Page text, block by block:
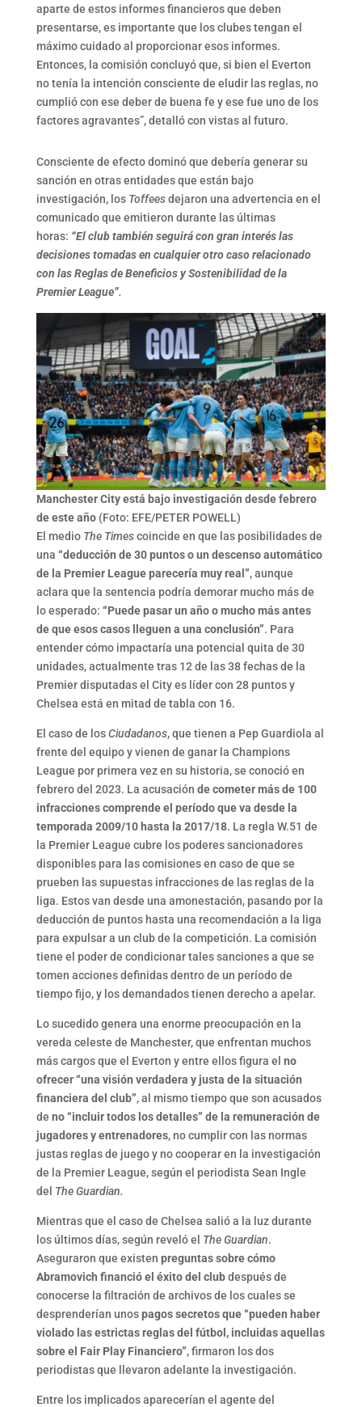
aparte de estos informes financieros que deben
presentarse, es importante que los clubes tengan el
máximo cuidado al proporcionar esos informes.
Entonces, la comisión concluyó que, si bien el Everton
no tenía la intención consciente de eludir las reglas, no
cumplió con ese deber de buena fe y ese fue uno de los
factores agravantes”, detalló con vistas al futuro.
Consciente de efecto dominó que debería generar su
sanción en otras entidades que están bajo
investigación, los Toffeesdejaron una advertencia en el
comunicado que emitieron durante las últimas
horas: “El club también seguirá con gran interés las
decisiones tomadas en cualquier otro caso relacionado
con las Reglas de Beneficios y Sostenibilidad de la
Premier League”.
Manchester City está bajo investigación desde febrero
de este año(Foto: EFE/PETER POWELL)
El medio The Timescoincide en que las posibilidades de
una “deducción de 30 puntos o un descenso automático
de la Premier League parecería muy real”, aunque
aclara que la sentencia podría demorar mucho más de
lo esperado: “Puede pasar un año o mucho más antes
de que esos casos lleguen a una conclusión”. Para
entender cómo impactaría una potencial quita de 30
unidades, actualmente tras 12 de las 38 fechas de la
Premier disputadas el City es líder con 28 puntos y
Chelsea está en mitad de tabla con 16.
El caso de losCiudadanos, que tienen a Pep Guardiola al
frente del equipo y vienen de ganar la Champions
League por primera vez en su historia, se conoció en
febrero del 2023. La acusación de cometer más de 100
infracciones comprende el período que va desde la
temporada 2009/10 hasta la 2017/18. La regla W.51 de
la Premier League cubre los poderes sancionadores
disponibles para las comisiones en caso de que se
prueben las supuestas infracciones de las reglas de la
liga. Estos van desde una amonestación, pasando por la
deducción de puntos hasta una recomendación a la liga
para expulsar a un club de la competición. La comisión
tiene el poder de condicionar tales sanciones a que se
tomen acciones definidas dentro de un período de
tiempo fijo, y los demandados tienen derecho a apelar.
Lo sucedido genera una enorme preocupación en la
vereda celeste de Manchester, que enfrentan muchos
más cargos que el Everton y entre ellos figura el no
ofrecer “una visión verdadera y justa de la situación
financiera del club”, al mismo tiempo que son acusados
de no “incluir todos los detalles” de la remuneración de
jugadores y entrenadores, no cumplir con las normas
justas reglas de juego y no cooperar en la investigación
de la Premier League, según el periodista Sean Ingle
del The Guardian.
Mientras que el caso de Chelsea salió a la luz durante
los últimos días, según reveló el The Guardian.
Aseguraron que existen preguntas sobre cómo
Abramovich financió el éxito del clubdespués de
conocerse la filtración de archivos de los cuales se
desprenderían unospagos secretos que “pueden haber
violado las estrictas reglas del fútbol, incluidas aquellas
sobre el Fair Play Financiero”, firmaron los dos
periodistas que llevaron adelante la investigación.
Entre los implicados aparecerían el agente del